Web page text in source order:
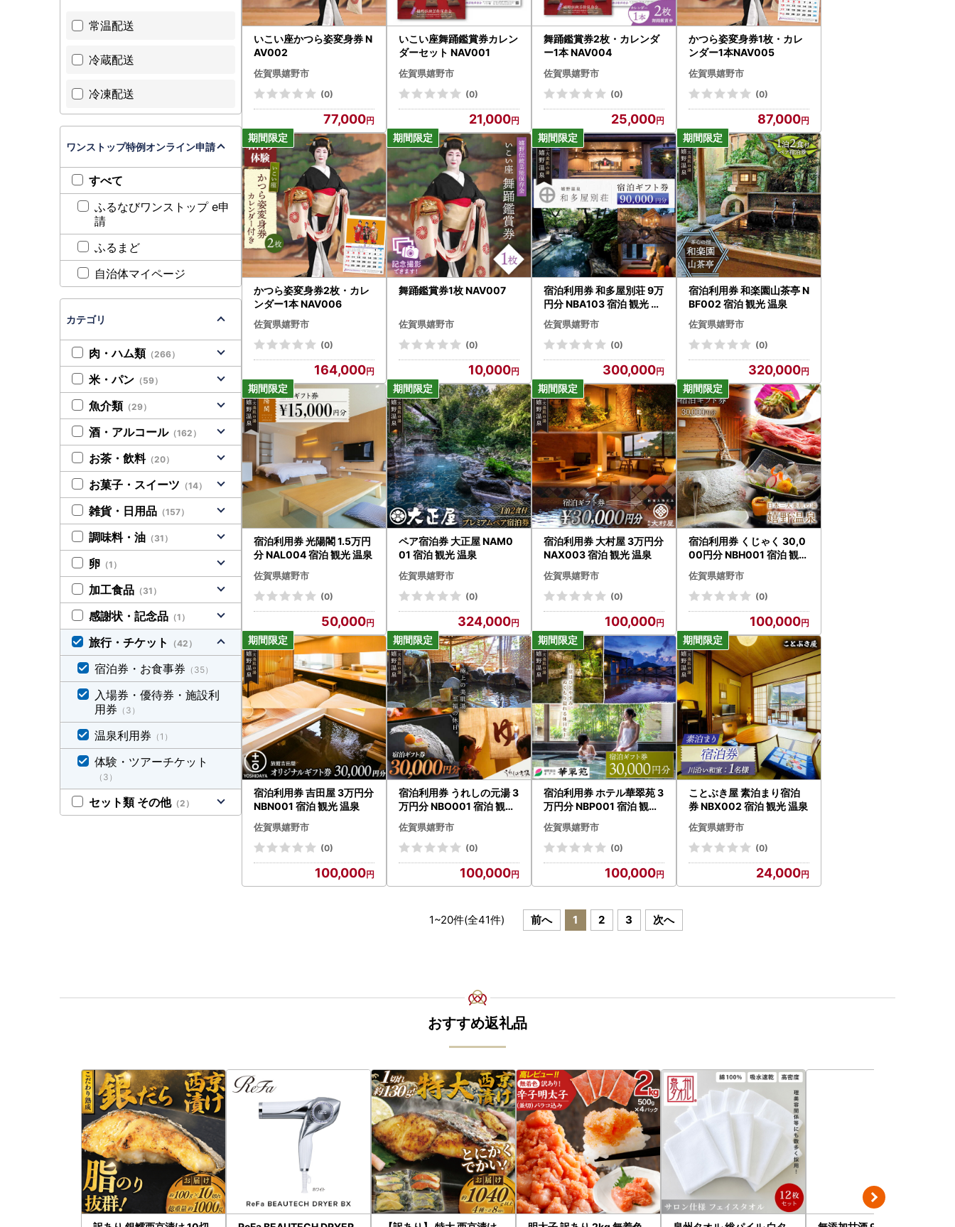
いこい座かつら姿変身券 N
AV002
佐賀県嬉野市
(0)
77,000
いこい座舞踊鑑賞券カレン
ダーセット NAV001
佐賀県嬉野市
(0)
21,000
舞踊鑑賞券2枚・カレンダ
ー1本 NAV004
佐賀県嬉野市
(0)
25,000
かつら姿変身券1枚・カレ
ンダー1本NAV005
佐賀県嬉野市
(0)
87,000
かつら姿変身券2枚・カレ
ンダー1本 NAV006
佐賀県嬉野市
(0)
164,000
舞踊鑑賞券1枚 NAV007
佐賀県嬉野市
(0)
10,000
宿泊利用券 和多屋別荘 9万
円分 NBA103 宿泊 観光 温
泉
佐賀県嬉野市
(0)
300,000
宿泊利用券 和楽園山茶亭 N
BF002 宿泊 観光 温泉
佐賀県嬉野市
(0)
320,000
宿泊利用券 光陽閣 1.5万円
分 NAL004 宿泊 観光 温泉
佐賀県嬉野市
(0)
50,000
ペア宿泊券 大正屋 NAM0
01 宿泊 観光 温泉
佐賀県嬉野市
(0)
324,000
宿泊利用券 大村屋 3万円分
NAX003 宿泊 観光 温泉
佐賀県嬉野市
(0)
100,000
宿泊利用券 くじゃく 30,0
00円分 NBH001 宿泊 観光
佐賀県嬉野市
(0)
100,000
宿泊利用券 吉田屋 3万円分
NBN001 宿泊 観光 温泉
佐賀県嬉野市
(0)
100,000
宿泊利用券 うれしの元湯 3
万円分 NBO001 宿泊 観光
佐賀県嬉野市
(0)
100,000
宿泊利用券 ホテル華翠苑 3
万円分 NBP001 宿泊 観光
佐賀県嬉野市
(0)
100,000
ことぶき屋 素泊まり宿泊
券 NBX002 宿泊 観光 温泉
佐賀県嬉野市
(0)
24,000
1~20件(全41件) 前へ 1 2 3 次へ
常温配送
冷蔵配送
冷凍配送
ワンストップ特例オンライン申請
すべて
ふるなびワンストップ e申
請
ふるまど
自治体マイページ
カテゴリ
肉・ハム類 （266）
米・パン （59）
魚介類 （29）
酒・アルコール（162）
お茶・飲料（20）
お菓子・スイーツ （14）
雑貨・日用品 （157）
調味料・油 （31）
卵 （1）
加工食品 （31）
感謝状・記念品 （1）
旅行・チケット （42）
宿泊券・お食事券 （35）
入場券・優待券・施設利
用券 （3）
温泉利用券 （1）
体験・ツアーチケット
（3）
セット類 その他（2）
おすすめ返礼品